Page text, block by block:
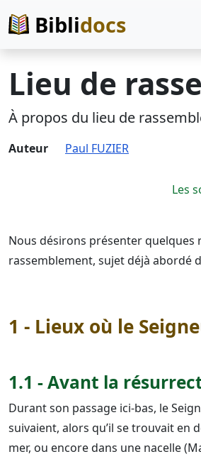
Biblidocs
Lieu de
À propos du lieu de
Auteur Paul FUZIER
Les
Nous désirons présenter quelques
rassemblement, sujet déjà abordé
1 - Lieux où le
1.1 - Avant la
Durant son passage ici-bas, le
suivaient, alors qu’il se trouvait en
mer, ou encore dans une nacelle